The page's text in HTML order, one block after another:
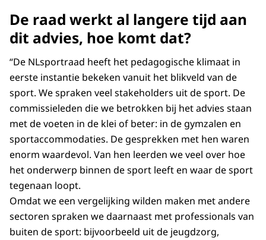
De raad werkt al langere tijd aan
dit advies, hoe komt dat?
“De NLsportraad heeft het pedagogische klimaat in
eerste instantie bekeken vanuit het blikveld van de
sport. We spraken veel stakeholders uit de sport. De
commissieleden die we betrokken bij het advies staan
met de voeten in de klei of beter: in de gymzalen en
sportaccommodaties. De gesprekken met hen waren
enorm waardevol. Van hen leerden we veel over hoe
het onderwerp binnen de sport leeft en waar de sport
tegenaan loopt.
Omdat we een vergelijking wilden maken met andere
sectoren spraken we daarnaast met professionals van
buiten de sport: bijvoorbeeld uit de jeugdzorg,